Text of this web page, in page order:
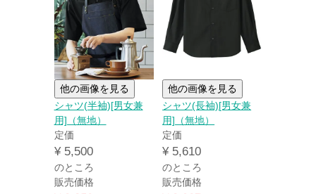
他の画像を見る
シャツ(半袖)[男女兼
用]（無地）
定価
¥ 5,500
のところ
販売価格
他の画像を見る
シャツ(長袖)[男女兼
用]（無地）
定価
¥ 5,610
のところ
販売価格